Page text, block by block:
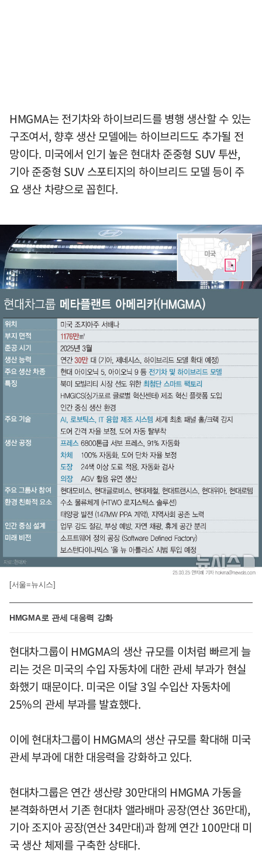
HMGMA는 전기차와 하이브리드를 병행 생산할 수 있는
구조여서, 향후 생산 모델에는 하이브리드도 추가될 전
망이다. 미국에서 인기 높은 현대차 준중형 SUV 투싼,
기아 준중형 SUV 스포티지의 하이브리드 모델 등이 주
요 생산 차량으로 꼽힌다.
[서울=뉴시스]
HMGMA로 관세 대응력 강화
현대차그룹이 HMGMA의 생산 규모를 이처럼 빠르게 늘
리는 것은 미국의 수입 자동차에 대한 관세 부과가 현실
화했기 때문이다. 미국은 이달 3일 수입산 자동차에
25%의 관세 부과를 발효했다.
이에 현대차그룹이 HMGMA의 생산 규모를 확대해 미국
관세 부과에 대한 대응력을 강화하고 있다.
현대차그룹은 연간 생산량 30만대의 HMGMA 가동을
본격화하면서 기존 현대차 앨라배마 공장(연산 36만대),
기아 조지아 공장(연산 34만대)과 함께 연간 100만대 미
국 생산 체제를 구축한 상태다.